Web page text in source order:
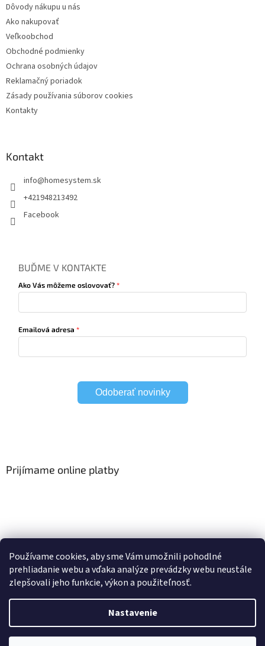
Používame cookies, aby sme Vám umožnili pohodlné
prehliadanie webu a vďaka analýze prevádzky webu neustále
zlepšovali jeho funkcie, výkon a použiteľnosť.
Nastavenie
Dôvody nákupu u nás
Ako nakupovať
Veľkoobchod
Obchodné podmienky
Ochrana osobných údajov
Reklamačný poriadok
Zásady používania súborov cookies
Kontakty
Kontakt
info@homesystem.sk
+421948213492
Facebook
BUĎME V KONTAKTE
Ako Vás môžeme oslovovať?
Emailová adresa
Odoberať novinky
Prijímame online platby
Copyright 2026HomeSystem.sk. Všetky práva vyhradené.Upraviť